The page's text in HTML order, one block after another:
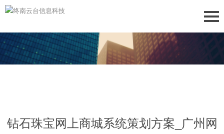
钻石珠宝网上商城系统策划方案_广州网